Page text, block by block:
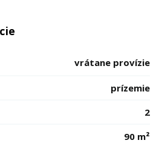
vrátane provízie
prízemie
2
90 m²